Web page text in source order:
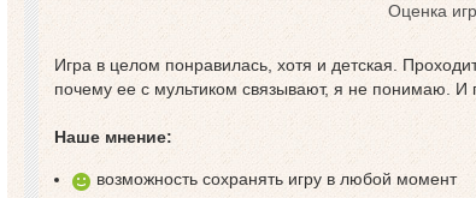
Оценка
Игра в целом понравилась, хотя и детская.
почему ее с мультиком связывают, я не понимаю. И
Наше мнение:
возможность сохранять игру в любой момент